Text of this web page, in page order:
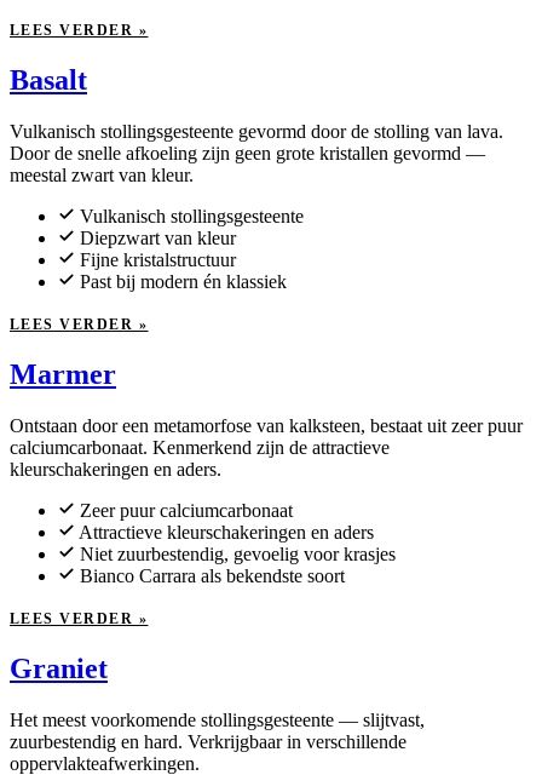
LEES VERDER »
Basalt
Vulkanisch stollingsgesteente gevormd door de stolling van lava.
Door de snelle afkoeling zijn geen grote kristallen gevormd —
meestal zwart van kleur.
Vulkanisch stollingsgesteente
Diepzwart van kleur
Fijne kristalstructuur
Past bij modern én klassiek
LEES VERDER »
Marmer
Ontstaan door een metamorfose van kalksteen, bestaat uit zeer puur
calciumcarbonaat. Kenmerkend zijn de attractieve
kleurschakeringen en aders.
Zeer puur calciumcarbonaat
Attractieve kleurschakeringen en aders
Niet zuurbestendig, gevoelig voor krasjes
Bianco Carrara als bekendste soort
LEES VERDER »
Graniet
Het meest voorkomende stollingsgesteente — slijtvast,
zuurbestendig en hard. Verkrijgbaar in verschillende
oppervlakteafwerkingen.